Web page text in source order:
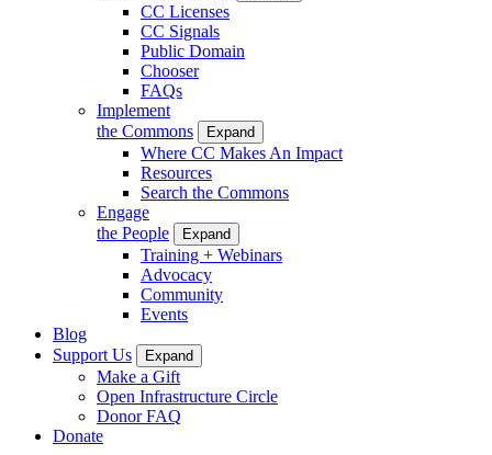
CC Licenses
CC Signals
Public Domain
Chooser
FAQs
Implement
the Commons
Expand
Where CC Makes An Impact
Resources
Search the Commons
Engage
the People
Expand
Training + Webinars
Advocacy
Community
Events
Blog
Support Us
Expand
Make a Gift
Open Infrastructure Circle
Donor FAQ
Donate